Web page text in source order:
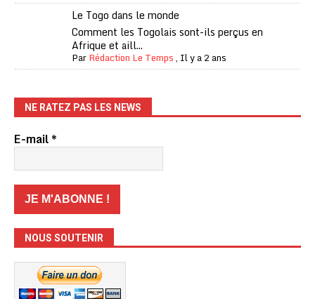
Le Togo dans le monde
Comment les Togolais sont-ils perçus en
Afrique et aill...
ParRédaction Le Temps, Il y a 2 ans
NE RATEZ PAS LES NEWS
E-mail*
NOUS SOUTENIR